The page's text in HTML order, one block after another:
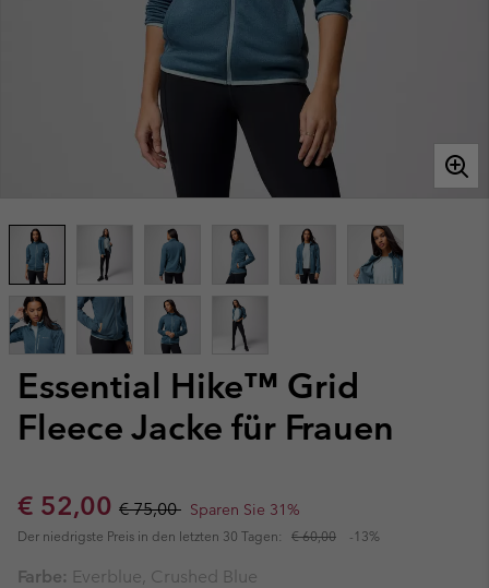
Essential Hike™ Grid
Fleece Jacke für Frauen
Sale price:
€ 52,00 Regular price:
€ 75,00 Sparen Sie 31%
Der niedrigste Preis in den letzten 30 Tagen: € 60,00 -13%
Farbe: Everblue, Crushed Blue